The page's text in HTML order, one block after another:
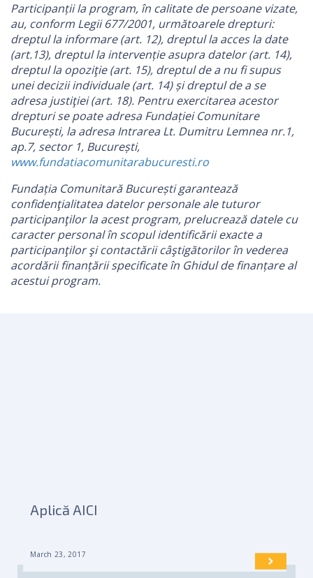
Participanții la program, în calitate de persoane vizate,
au, conform Legii 677/2001, următoarele drepturi:
dreptul la informare (art. 12), dreptul la acces la date
(art.13), dreptul la intervenție asupra datelor (art. 14),
dreptul la opoziţie (art. 15), dreptul de a nu fi supus
unei decizii individuale (art. 14) și dreptul de a se
adresa justiţiei (art. 18). Pentru exercitarea acestor
drepturi se poate adresa Fundației Comunitare
București, la adresa Intrarea Lt. Dumitru Lemnea nr.1,
ap.7, sector 1, București,
www.fundatiacomunitarabucuresti.ro
Fundația Comunitară București garantează
confidenţialitatea datelor personale ale tuturor
participanţilor la acest program, prelucrează datele cu
caracter personal în scopul identificării exacte a
participanţilor şi contactării câştigătorilor în vederea
acordării finanțării specificate în Ghidul de finanțare al
acestui program.
Aplică AICI
March 23, 2017